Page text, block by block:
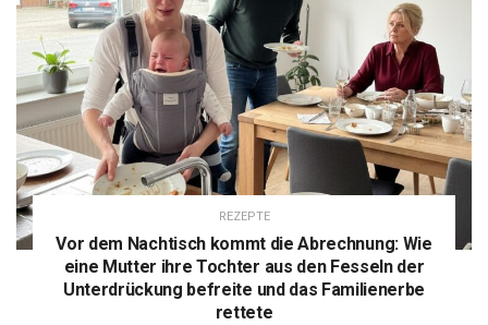
REZEPTE
Vor dem Nachtisch kommt die Abrechnung: Wie
eine Mutter ihre Tochter aus den Fesseln der
Unterdrückung befreite und das Familienerbe
rettete